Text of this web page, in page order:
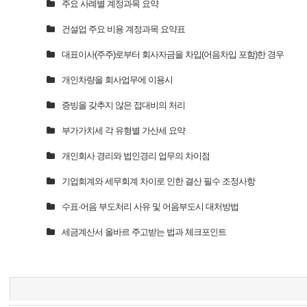
주요 사례별 계정과목 요약
건설업 주요 비용 계정과목 요약표
대표이사(주주)로부터 회사자금을 차입(어음차입 포함)한 경우
개인차량을 회사업무에 이용시
증빙을 갖추지 않은 접대비의 처리
부가가치세 각 유형별 가산세 요약
개인회사 경리와 법인경리 업무의 차이점
기업회계와 세무회계 차이로 인한 결산 필수 조정사항
수표·어음 부도처리 사유 및 어음부도시 대처방법
세금계산서 올바르 주고받는 법과 체크포인트